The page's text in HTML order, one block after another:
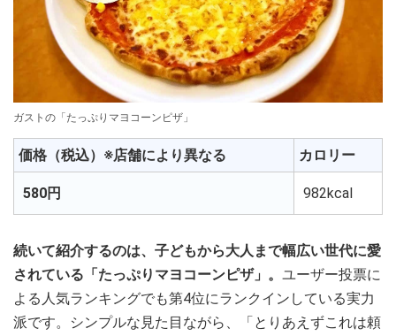
ガストの「たっぷりマヨコーンピザ」
価格（税込）※店舗により異なる カロリー
580円 982kcal
続いて紹介するのは、子どもから大人まで幅広い世代に愛
されている「たっぷりマヨコーンピザ」。 ユーザー投票に
よる人気ランキングでも第4位にランクインしている実力
派です。シンプルな見た目ながら、「とりあえずこれは頼